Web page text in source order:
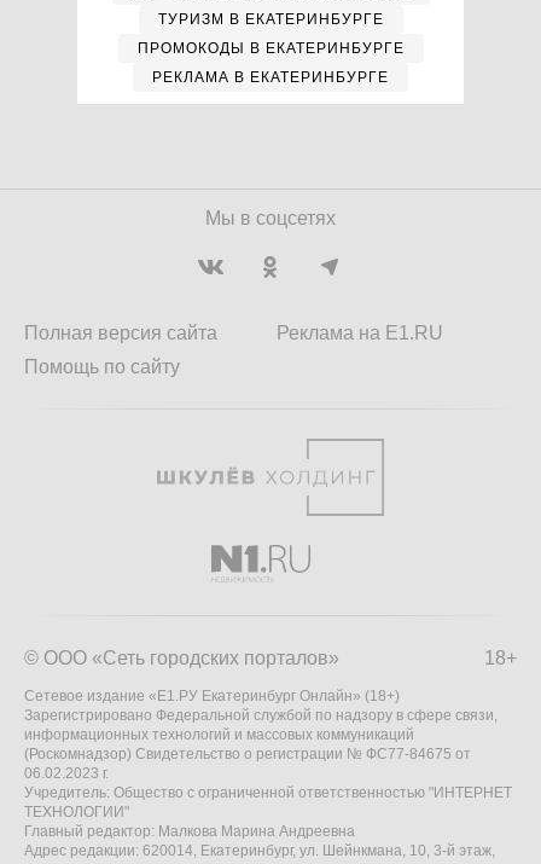
ТУРИЗМ В ЕКАТЕРИНБУРГЕ
ПРОМОКОДЫ В ЕКАТЕРИНБУРГЕ
РЕКЛАМА В ЕКАТЕРИНБУРГЕ
Мы в соцсетях
Полная версия сайта
Помощь по сайту
Реклама на E1.RU
18+
© ООО «Сеть городских порталов»
Сетевое издание «Е1.РУ Екатеринбург Онлайн» (18+)
Зарегистрировано Федеральной службой по надзору в сфере связи,
информационных технологий и массовых коммуникаций
(Роскомнадзор) Свидетельство о регистрации № ФС77-84675 от
06.02.2023 г.
Учредитель: Общество с ограниченной ответственностью "ИНТЕРНЕТ
ТЕХНОЛОГИИ"
Главный редактор: Малкова Марина Андреевна
Адрес редакции: 620014, Екатеринбург, ул. Шейнкмана, 10, 3-й этаж,